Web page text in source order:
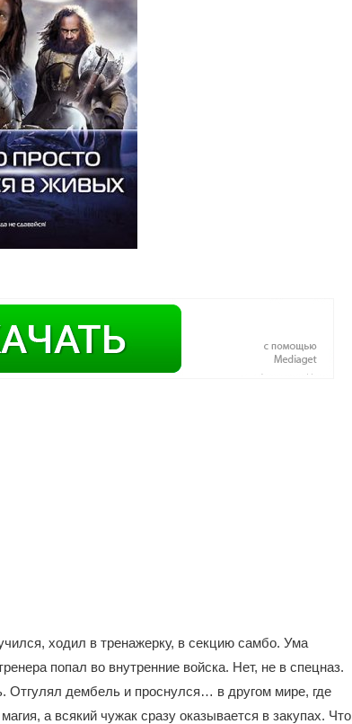
ходил в тренажерку, в секцию самбо. Ума
попал во внутренние войска. Нет, не в спецназ.
Отгулял дембель и проснулся… в другом мире, где
а всякий чужак сразу оказывается в закупах. Что